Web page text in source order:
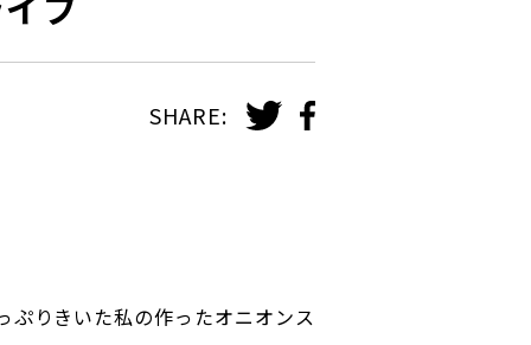
SHARE:
ぷりきいた私の作ったオニオンス